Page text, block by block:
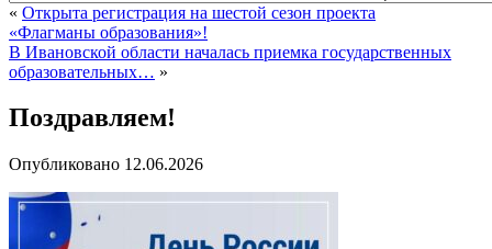
« Открыта регистрация на шестой сезон проекта
«Флагманы образования»!
В Ивановской области началась приемка государственных
образовательных… »
Поздравляем!
Опубликовано 12.06.2026